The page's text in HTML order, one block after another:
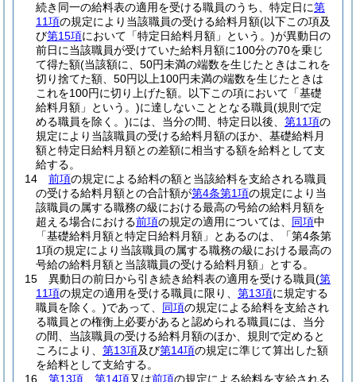
続き同一の給料表の適用を受ける職員のうち、特定日に第
11項の規定により当該職員の受ける給料月額(以下この項及
び第15項において「特定日給料月額」という。)が異動日の
前日に当該職員が受けていた給料月額に100分の70を乗じ
て得た額(当該額に、50円未満の端数を生じたときはこれを
切り捨てた額、50円以上100円未満の端数を生じたときは
これを100円に切り上げた額。以下この項において「基礎
給料月額」という。)に達しないこととなる職員(規則で定
める職員を除く。)には、当分の間、特定日以後、 第11項の
規定により当該職員の受ける給料月額のほか、基礎給料月
額と特定日給料月額との差額に相当する額を給料として支
給する。
14
前項の規定による給料の額と当該給料を支給される職員
の受ける給料月額との合計額が第4条第1項の規定により当
該職員の属する職務の級における最高の号給の給料月額を
超える場合における前項の規定の適用については、 同項中
「基礎給料月額と特定日給料月額」とあるのは、「第4条第
1項の規定により当該職員の属する職務の級における最高の
号給の給料月額と当該職員の受ける給料月額」とする。
15
異動日の前日から引き続き給料表の適用を受ける職員(第
11項の規定の適用を受ける職員に限り、 第13項に規定する
職員を除く。)であって、 同項の規定による給料を支給され
る職員との権衡上必要があると認められる職員には、当分
の間、当該職員の受ける給料月額のほか、規則で定めると
ころにより、 第13項及び第14項の規定に準じて算出した額
を給料として支給する。
16
第13項 第14項又は前項の規定による給料を支給される